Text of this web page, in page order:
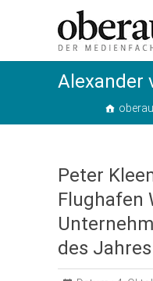
oberauer
Alexander
Peter
Flughafen
des